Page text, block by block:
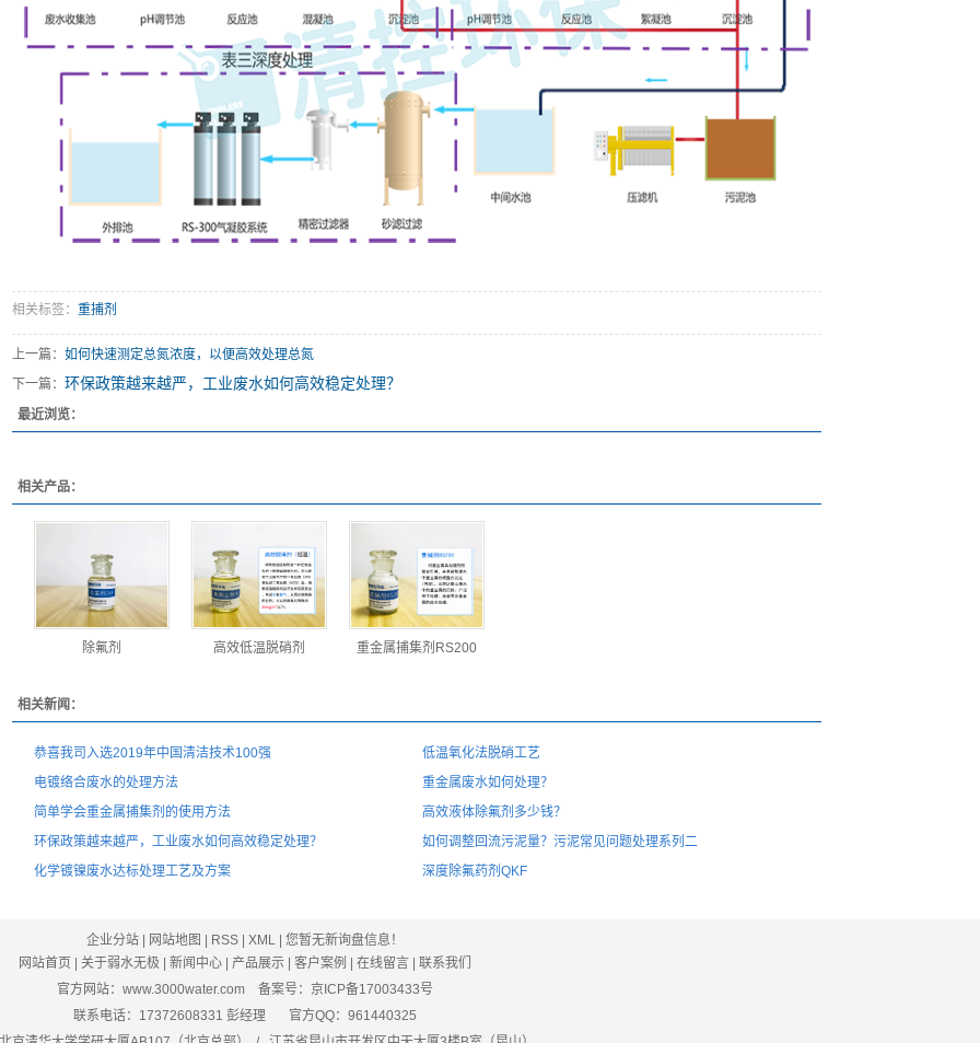
相关标签： 重捕剂
上一篇： 如何快速测定总氮浓度，以便高效处理总氮
下一篇： 环保政策越来越严，工业废水如何高效稳定处理？
最近浏览：
相关产品：
除氟剂 高效低温脱硝剂 重金属捕集剂RS200
相关新闻：
恭喜我司入选2019年中国清洁技术100强
低温氧化法脱硝工艺
电镀络合废水的处理方法
重金属废水如何处理？
简单学会重金属捕集剂的使用方法
高效液体除氟剂多少钱？
环保政策越来越严，工业废水如何高效稳定处理？
如何调整回流污泥量？污泥常见问题处理系列二
化学镀镍废水达标处理工艺及方案
深度除氟药剂QKF
企业分站 网站地图 RSS XML
您暂无新询盘信息！
网站首页
关于弱水无极 新闻中心 产品展示 客户案例 在线留言
联系我们
官方网站：www.3000water.com 备案号： 京ICP备17003433号
联系电话：17372608331 彭经理 官方QQ：961440325